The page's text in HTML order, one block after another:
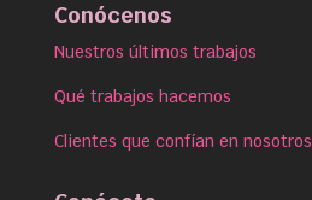
Conócenos
Nuestros últimos trabajos
Qué trabajos hacemos
Clientes que confían en nosotros